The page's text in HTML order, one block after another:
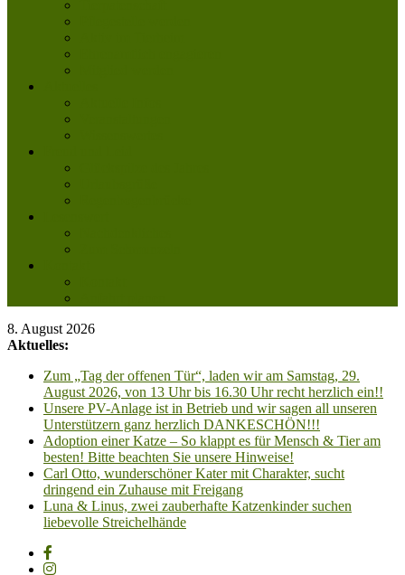
8. August 2026
Aktuelles:
Zum „Tag der offenen Tür“, laden wir am Samstag, 29.
August 2026, von 13 Uhr bis 16.30 Uhr recht herzlich ein!!
Unsere PV-Anlage ist in Betrieb und wir sagen all unseren
Unterstützern ganz herzlich DANKESCHÖN!!!
Adoption einer Katze – So klappt es für Mensch & Tier am
besten! Bitte beachten Sie unsere Hinweise!
Carl Otto, wunderschöner Kater mit Charakter, sucht
dringend ein Zuhause mit Freigang
Luna & Linus, zwei zauberhafte Katzenkinder suchen
liebevolle Streichelhände